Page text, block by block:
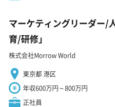
マーケティングリーダー/
育/研修」
株式会社Morrow World
東京都 港区
年収600万円～800万円
正社員